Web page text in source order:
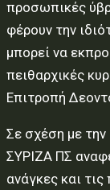
προσωπικές
φέρουν την
μπορεί να
πειθαρχικές
Επιτροπή
Σε σχέση με
ΣΥΡΙΖΑ ΠΣ
ανάγκες και